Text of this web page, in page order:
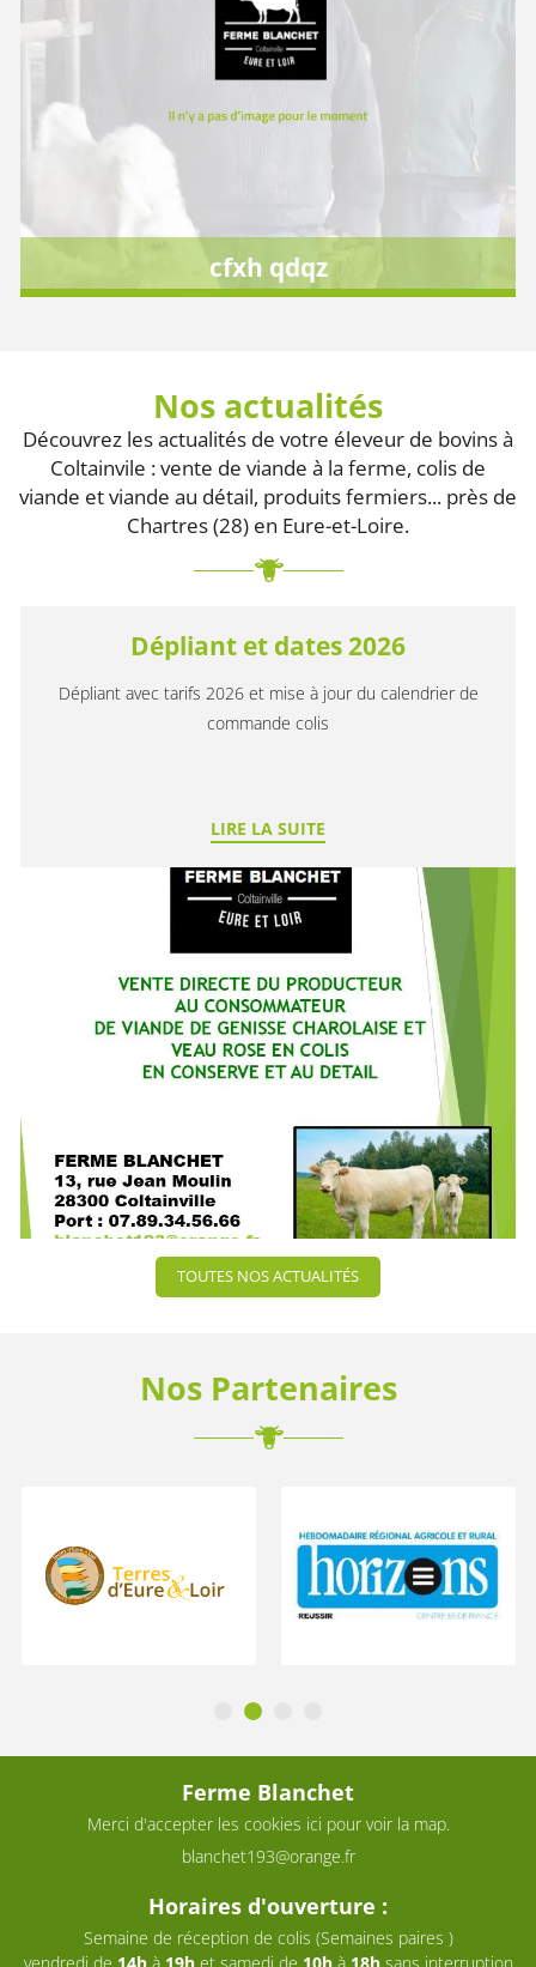
cfxh qdqz
Nos actualités
Découvrez les actualités de votre éleveur de bovins à
Coltainvile : vente de viande à la ferme, colis de
viande et viande au détail, produits fermiers... près de
Chartres (28) en Eure-et-Loire.
Dépliant et dates 2026
Dépliant avec tarifs 2026 et mise à jour du calendrier de
commande colis
LIRE LA SUITE
TOUTES NOS ACTUALITÉS
Nos Partenaires
Ferme Blanchet
Merci d'accepter les cookies ici pour voir la map.
Horaires d'ouverture :
Semaine de réception de colis (Semaines paires )